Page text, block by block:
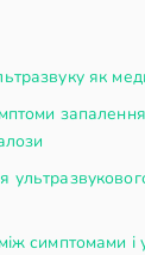
як
запалення
симптомами і